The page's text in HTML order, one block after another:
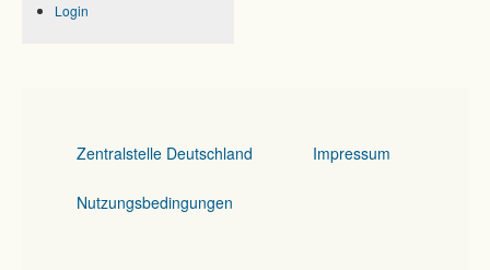
Login
Zentralstelle Deutschland Impressum
Nutzungsbedingungen